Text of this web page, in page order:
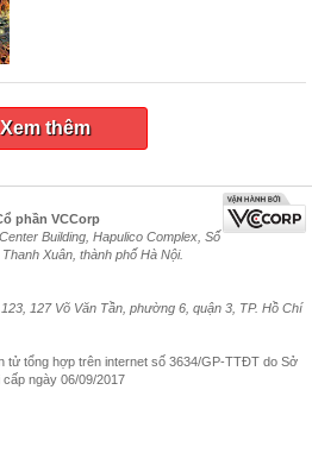
Xem thêm
phần VCCorp
Building, Hapulico Complex, Số
Xuân, thành phố Hà Nội.
127 Võ Văn Tần, phường 6, quận 3, TP. Hồ Chí
tử tổng hợp trên internet số 3634/GP-TTĐT do Sở
ngày 06/09/2017